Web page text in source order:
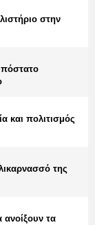
στην
και πολιτισμός
της
ανοίξουν τα